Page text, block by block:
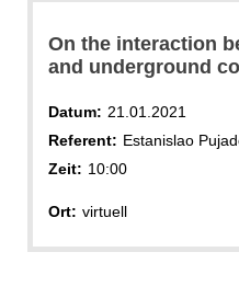
On the interaction
and underground
Datum: 21.01.2021
Referent: Estanislao
Zeit: 10:00
Ort: virtuell